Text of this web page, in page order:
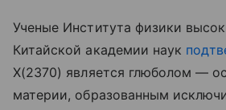
Ученые Института физики
Китайской академии наук
X(2370) является глюболом —
материи, образованным